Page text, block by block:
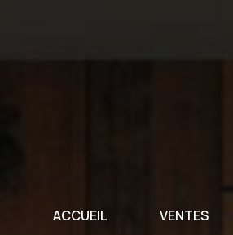
ACCUEIL VENTES